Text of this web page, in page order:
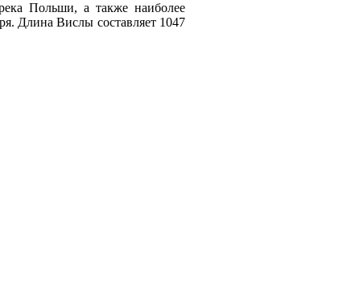
Польши, а также нaиболее
Длинa Вислы составляeт 1047